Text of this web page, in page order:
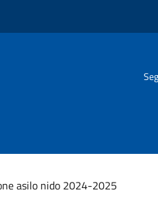
asilo nido 2024-2025